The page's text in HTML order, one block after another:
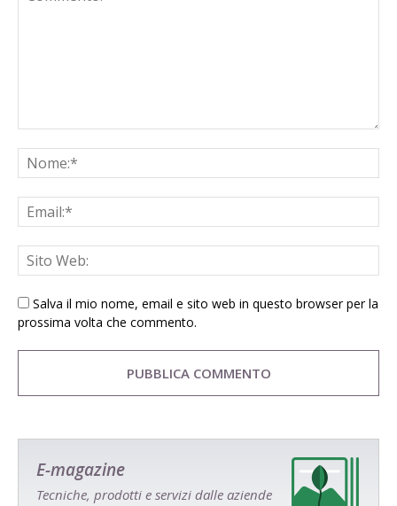
Salva il mio nome, email e sito web in questo browser per la
prossima volta che commento.
E-magazine
Tecniche, prodotti e servizi dalle aziende